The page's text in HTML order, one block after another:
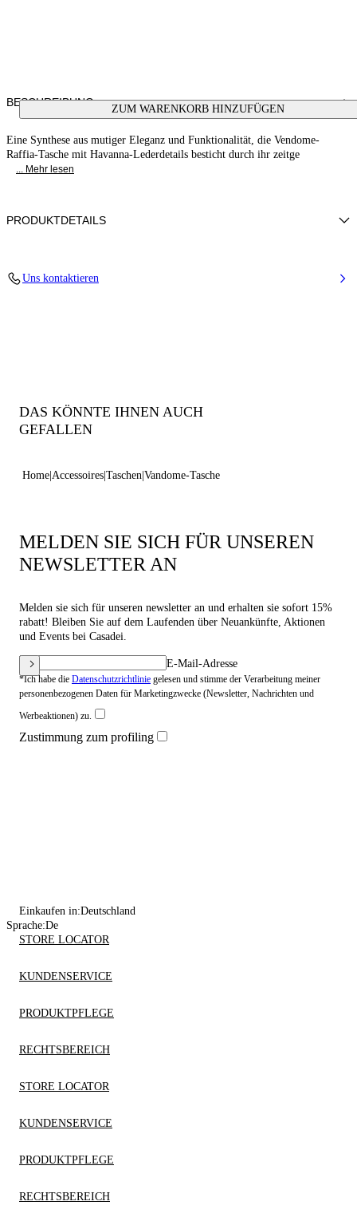
ZUM WARENKORB HINZUFÜGEN
BESCHREIBUNG
Eine Synthese aus mutiger Eleganz und Funktionalität, die Vendome-
Raffia-Tasche mit Havanna-Lederdetails besticht durch ihr zeitge
... Mehr lesen
PRODUKTDETAILS
Uns kontaktieren
DAS KÖNNTE IHNEN AUCH
GEFALLEN
Home Accessoires Taschen Vandome-Tasche
MELDEN SIE SICH FÜR UNSEREN
NEWSLETTER AN
Melden sie sich für unseren newsletter an und erhalten sie sofort 15%
rabatt! Bleiben Sie auf dem Laufenden über Neuankünfte, Aktionen
und Events bei Casadei.
E-Mail-Adresse
*Ich habe die Datenschutzrichtlinie gelesen und stimme der Verarbeitung meiner
personenbezogenen Daten für Marketingzwecke (Newsletter, Nachrichten und
Werbeaktionen) zu.
Zustimmung zum profiling
Einkaufen in:Deutschland
Sprache:De
STORE LOCATOR
KUNDENSERVICE
PRODUKTPFLEGE
RECHTSBEREICH
STORE LOCATOR
KUNDENSERVICE
PRODUKTPFLEGE
RECHTSBEREICH